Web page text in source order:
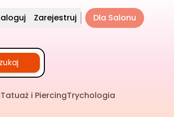
Zarejestruj Dla Salonu
Tatuaż i PiercingTrychologia